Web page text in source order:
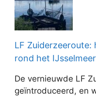
LF
rond het IJsselmeer
De vernieuwde LF
geïntroduceerd, en